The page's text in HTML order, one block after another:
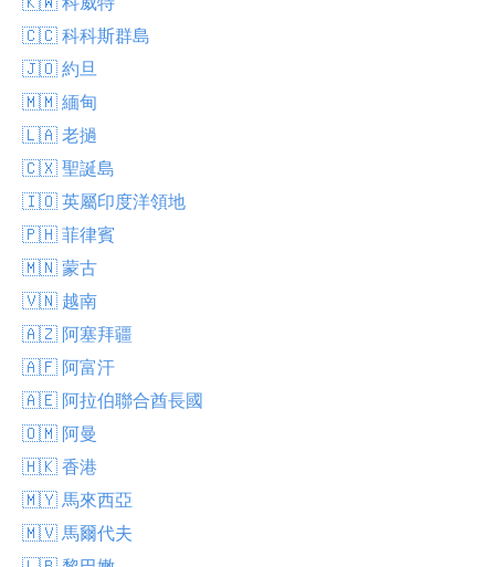
🇨🇨 科科斯群島
🇯🇴 約旦
🇲🇲 緬甸
🇱🇦 老撾
🇨🇽 聖誕島
🇮🇴 英屬印度洋領地
🇵🇭 菲律賓
🇲🇳 蒙古
🇻🇳 越南
🇦🇿 阿塞拜疆
🇦🇫 阿富汗
🇦🇪 阿拉伯聯合酋長國
🇴🇲 阿曼
🇭🇰 香港
🇲🇾 馬來西亞
🇲🇻 馬爾代夫